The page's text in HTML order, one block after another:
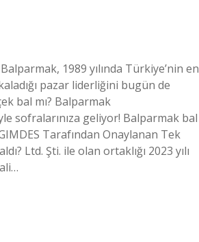
1989 yılında Türkiye’nin en
pazar liderliğini bugün de
bal mı? Balparmak
sofralarınıza geliyor! Balparmak bal
Tarafından Onaylanan Tek
Ltd. Şti. ile olan ortaklığı 2023 yılı